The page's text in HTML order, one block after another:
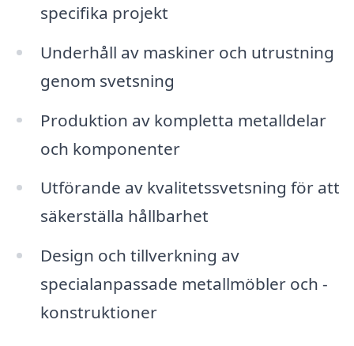
specifika projekt
Underhåll av maskiner och utrustning
genom svetsning
Produktion av kompletta metalldelar
och komponenter
Utförande av kvalitetssvetsning för att
säkerställa hållbarhet
Design och tillverkning av
specialanpassade metallmöbler och -
konstruktioner